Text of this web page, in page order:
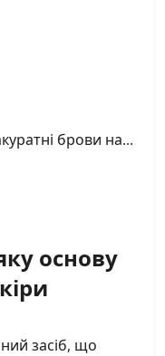
брови на...
основу
засіб, що